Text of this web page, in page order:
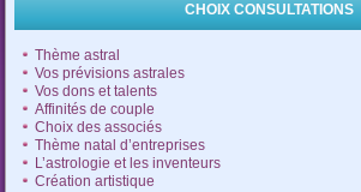
CHOIX CONSULTATIONS
Thème astral
Vos prévisions astrales
Vos dons et talents
Affinités de couple
Choix des associés
Thème natal d’entreprises
L’astrologie et les inventeurs
Création artistique